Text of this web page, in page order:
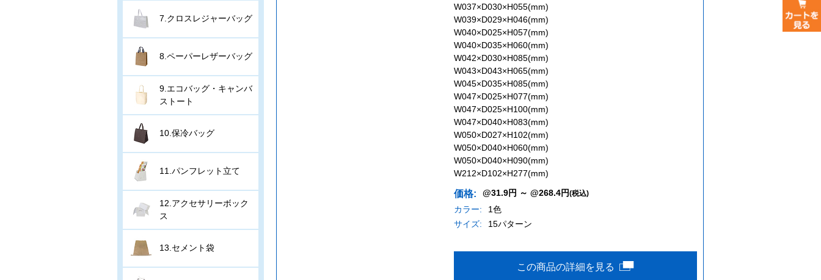
W037×D030×H055(mm)
W039×D029×H046(mm)
W040×D025×H057(mm)
W040×D035×H060(mm)
W042×D030×H085(mm)
W043×D043×H065(mm)
W045×D035×H085(mm)
W047×D025×H077(mm)
W047×D025×H100(mm)
W047×D040×H083(mm)
W050×D027×H102(mm)
W050×D040×H060(mm)
W050×D040×H090(mm)
W212×D102×H277(mm)
価格: @31.9円 ～ @268.4円(税込)
カラー:
1色
サイズ:
15パターン
この商品の詳細を見る
7.クロスレジャーバッグ
8.ペーパーレザーバッグ
9.エコバッグ・キャンバ
ストート
10.保冷バッグ
11.パンフレット立て
12.アクセサリーボック
ス
13.セメント袋